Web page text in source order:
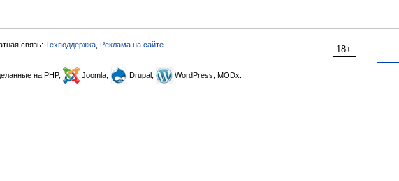
18+
связь: Техподдержка Реклама на сайте
на PHP, Joomla, Drupal, WordPress, MODx.